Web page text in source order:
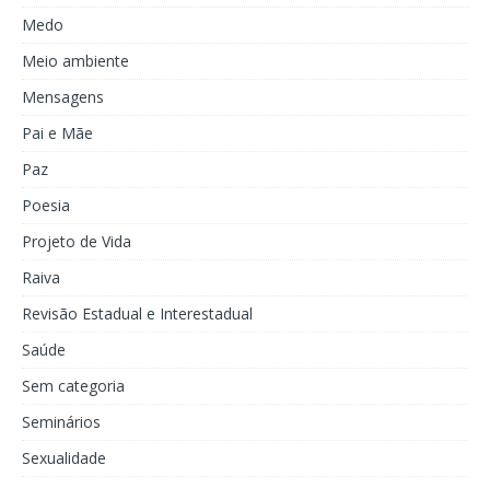
Medo
Meio ambiente
Mensagens
Pai e Mãe
Paz
Poesia
Projeto de Vida
Raiva
Revisão Estadual e Interestadual
Saúde
Sem categoria
Seminários
Sexualidade